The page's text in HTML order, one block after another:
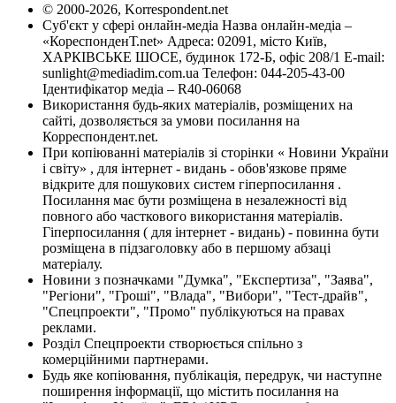
© 2000-2026, Korrespondent.net
Суб'єкт у сфері онлайн-медіа Назва онлайн-медіа –
«КореспонденТ.net» Адреса: 02091, місто Київ,
ХАРКІВСЬКЕ ШОСЕ, будинок 172-Б, офіс 208/1 E-mail:
sunlight@mediadim.com.ua Телефон: 044-205-43-00
Ідентифікатор медіа – R40-06068
Використання будь-яких матеріалів, розміщених на
сайті, дозволяється за умови посилання на
Корреспондент.net.
При копіюванні матеріалів зі сторінки « Новини України
і світу» , для інтернет - видань - обов'язкове пряме
відкрите для пошукових систем гіперпосилання .
Посилання має бути розміщена в незалежності від
повного або часткового використання матеріалів.
Гіперпосилання ( для інтернет - видань) - повинна бути
розміщена в підзаголовку або в першому абзаці
матеріалу.
Новини з позначками "Думка", "Експертиза", "Заява",
"Регіони", "Гроші", "Влада", "Вибори", "Тест-драйв",
"Спецпроекти", "Промо" публікуються на правах
реклами.
Розділ Спецпроекти створюється спільно з
комерційними партнерами.
Будь яке копіювання, публікація, передрук, чи наступне
поширення інформації, що містить посилання на